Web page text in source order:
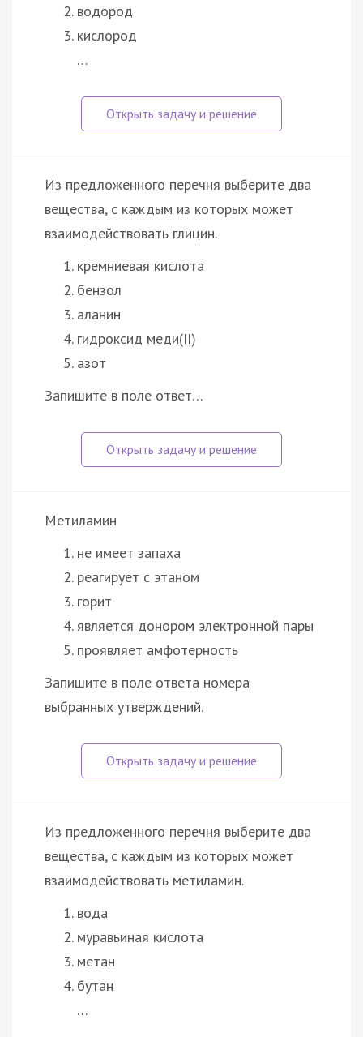
водород
кислород
…
Из предложенного перечня выберите два
вещества, с каждым из которых может
взаимодействовать глицин.
кремниевая кислота
бензол
аланин
гидроксид меди(II)
азот
Запишите в поле ответ…
Метиламин
не имеет запаха
реагирует с этаном
горит
является донором электронной пары
проявляет амфотерность
Запишите в поле ответа номера
выбранных утверждений.
Из предложенного перечня выберите два
вещества, с каждым из которых может
взаимодействовать метиламин.
вода
муравьиная кислота
метан
бутан
…